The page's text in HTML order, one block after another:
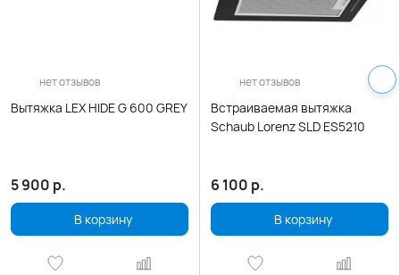
нет отзывов
Вытяжка LEX HIDE G 600 GREY
5 900 р.
В корзину
нет отзывов
Встраиваемая вытяжка
Schaub Lorenz SLD ES5210
6 100 р.
В корзину